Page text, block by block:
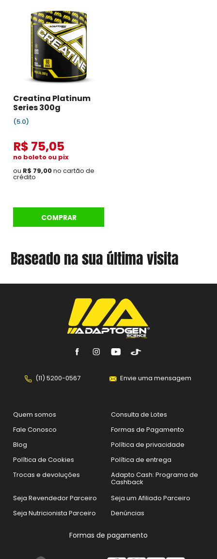
Creatina Platinum
Series 300g
(5.0)
R$ 75,05
no boleto ou pix
ou R$ 79,00no cartão de
crédito
COMPRAR
Baseado na sua última visita
(11) 5200-0567 Envie uma mensagem
Quem somos
Consulta de Lotes
Fale Conosco
Formas de Pagamento
Blog
Política de privacidade
Política de Cookies
Política de entrega
Trocas e devoluções
Adapto Cash: Programa de
Cashback
Seja Revendedor Parceiro
Seja um Afiliado Parceiro
Seja Nutricionista Parceiro
Denúncias
Formas de pagamento